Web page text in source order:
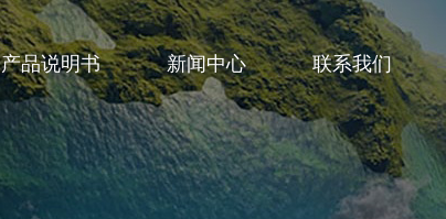
产品说明书 新闻中心 联系我们